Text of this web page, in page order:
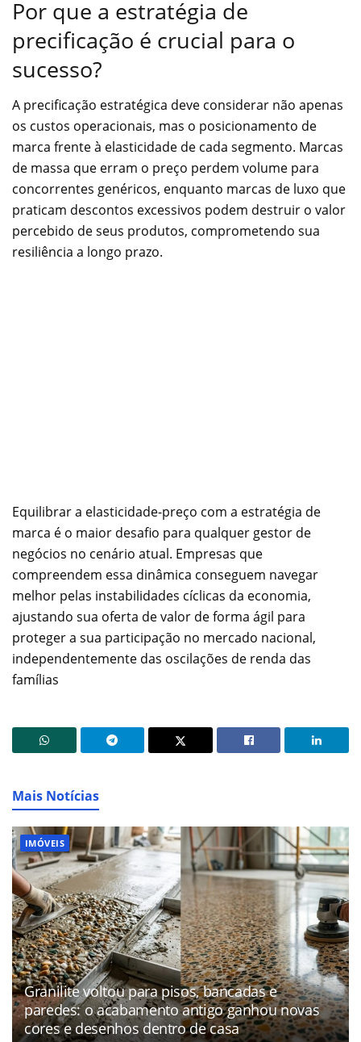
Por que a estratégia de
precificação é crucial para o
sucesso?
A precificação estratégica deve considerar não apenas
os custos operacionais, mas o posicionamento de
marca frente à elasticidade de cada segmento. Marcas
de massa que erram o preço perdem volume para
concorrentes genéricos, enquanto marcas de luxo que
praticam descontos excessivos podem destruir o valor
percebido de seus produtos, comprometendo sua
resiliência a longo prazo.
Equilibrar a elasticidade-preço com a estratégia de
marca é o maior desafio para qualquer gestor de
negócios no cenário atual. Empresas que
compreendem essa dinâmica conseguem navegar
melhor pelas instabilidades cíclicas da economia,
ajustando sua oferta de valor de forma ágil para
proteger a sua participação no mercado nacional,
independentemente das oscilações de renda das
famílias
Mais Notícias
IMÓVEIS
Granilite voltou para pisos, bancadas e
paredes: o acabamento antigo ganhou novas
cores e desenhos dentro de casa